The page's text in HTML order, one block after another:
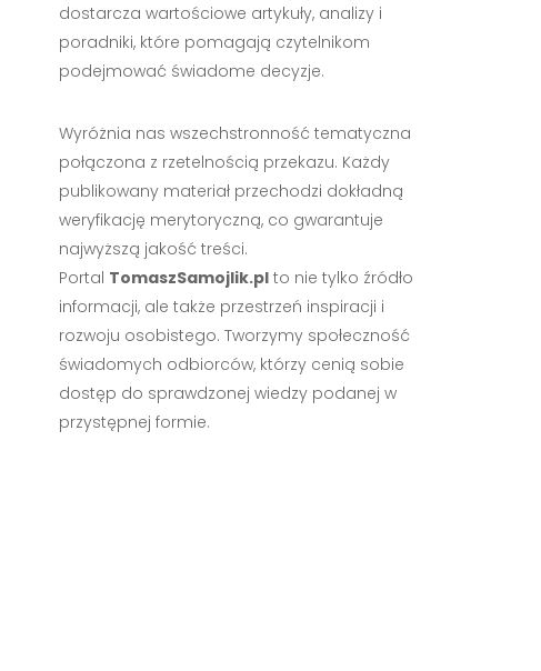
dostarcza wartościowe artykuły, analizy i
poradniki, które pomagają czytelnikom
podejmować świadome decyzje.
Wyróżnia nas wszechstronność tematyczna
połączona z rzetelnością przekazu. Każdy
publikowany materiał przechodzi dokładną
weryfikację merytoryczną, co gwarantuje
najwyższą jakość treści.
Portal TomaszSamojlik.plto nie tylko źródło
informacji, ale także przestrzeń inspiracji i
rozwoju osobistego. Tworzymy społeczność
świadomych odbiorców, którzy cenią sobie
dostęp do sprawdzonej wiedzy podanej w
przystępnej formie.